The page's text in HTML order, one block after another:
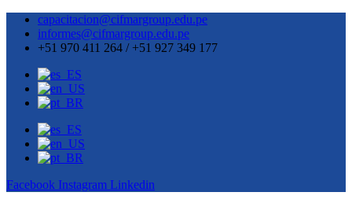
capacitacion@cifmargroup.edu.pe
informes@cifmargroup.edu.pe
+51 970 411 264 / +51 927 349 177
Facebook Instagram Linkedin